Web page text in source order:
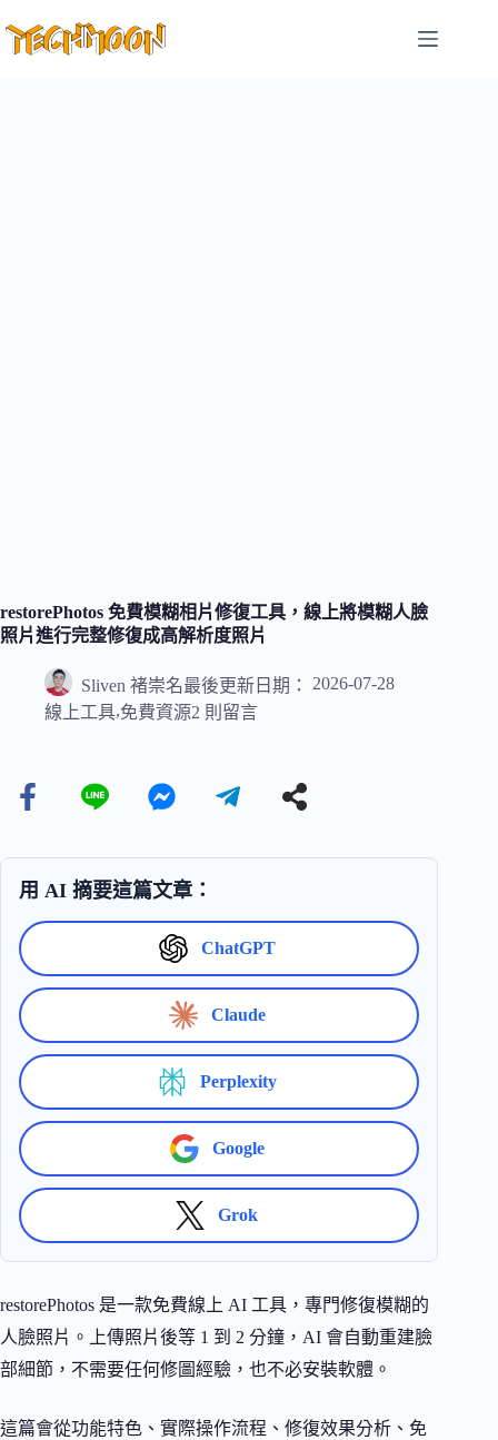
至
restorePhotos 免費模糊相片修復工具，線上將模糊人臉
照片進行完整修復成高解析度照片
Sliven 褚崇名最後更新日期：
2026-07-28
線上工具,免費資源2 則留言
用 AI 摘要這篇文章：
ChatGPT
Claude
Perplexity
Google
Grok
restorePhotos 是一款免費線上 AI 工具，專門修復模糊的
人臉照片。上傳照片後等 1 到 2 分鐘，AI 會自動重建臉
部細節，不需要任何修圖經驗，也不必安裝軟體。
這篇會從功能特色、實際操作流程、修復效果分析、免